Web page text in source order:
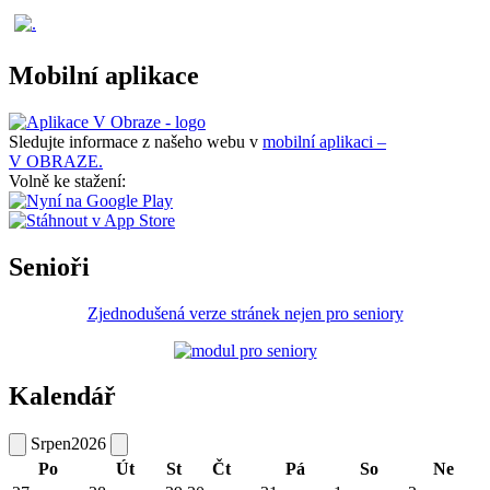
Mobilní aplikace
Sledujte informace z našeho webu v mobilní aplikaci –
V OBRAZE.
Volně ke stažení:
Senioři
Zjednodušená verze stránek nejen pro seniory
Kalendář
Srpen2026
Po
Út St Čt Pá So
Ne